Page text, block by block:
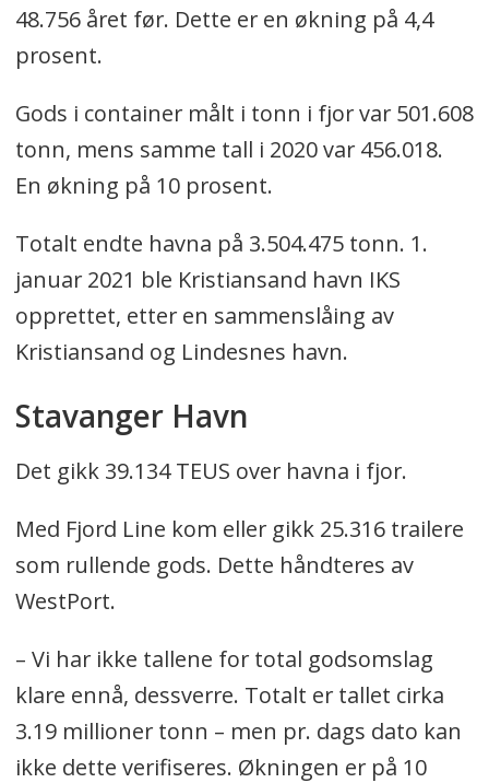
48.756 året før. Dette er en økning på 4,4
prosent.
Gods i container målt i tonn i fjor var 501.608
tonn, mens samme tall i 2020 var 456.018.
En økning på 10 prosent.
Totalt endte havna på 3.504.475 tonn. 1.
januar 2021 ble Kristiansand havn IKS
opprettet, etter en sammenslåing av
Kristiansand og Lindesnes havn.
Stavanger Havn
Det gikk 39.134 TEUS over havna i fjor.
Med Fjord Line kom eller gikk 25.316 trailere
som rullende gods. Dette håndteres av
WestPort.
– Vi har ikke tallene for total godsomslag
klare ennå, dessverre. Totalt er tallet cirka
3.19 millioner tonn – men pr. dags dato kan
ikke dette verifiseres. Økningen er på 10